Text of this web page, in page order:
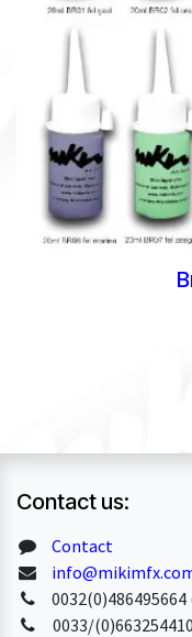
Contact us:
Contact
0033/